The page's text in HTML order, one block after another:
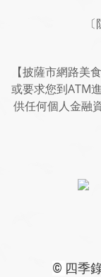
【披薩市網路美
或要求您到ATM
供任何個人金融
© 四季